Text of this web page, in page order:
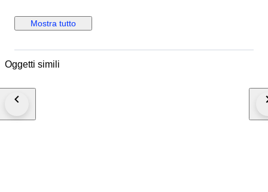
Mostra tutto
Oggetti simili